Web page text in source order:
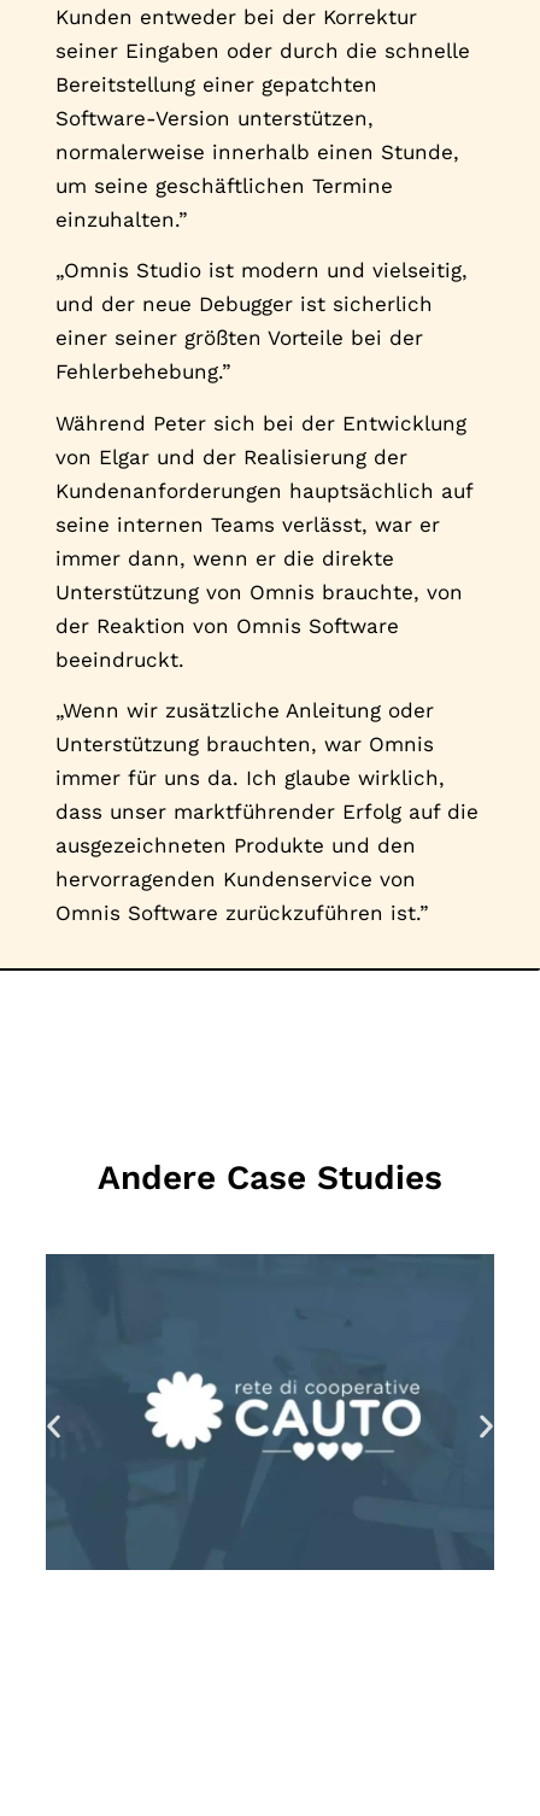
Kunden entweder bei der Korrektur
seiner Eingaben oder durch die schnelle
Bereitstellung einer gepatchten
Software-Version unterstützen,
normalerweise innerhalb einen Stunde,
um seine geschäftlichen Termine
einzuhalten.”
„Omnis Studio ist modern und vielseitig,
und der neue Debugger ist sicherlich
einer seiner größten Vorteile bei der
Fehlerbehebung.”
Während Peter sich bei der Entwicklung
von Elgar und der Realisierung der
Kundenanforderungen hauptsächlich auf
seine internen Teams verlässt, war er
immer dann, wenn er die direkte
Unterstützung von Omnis brauchte, von
der Reaktion von Omnis Software
beeindruckt.
„Wenn wir zusätzliche Anleitung oder
Unterstützung brauchten, war Omnis
immer für uns da. Ich glaube wirklich,
dass unser marktführender Erfolg auf die
ausgezeichneten Produkte und den
hervorragenden Kundenservice von
Omnis Software zurückzuführen ist.”
Andere Case Studies